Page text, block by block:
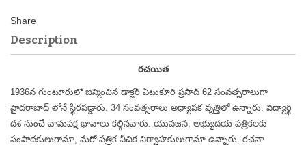
Description
రచయిత
1936న గుంటూరులో జన్మించిన డాక్టర్ ఏటుకూరి ప్రసాద్ 62 సంవత్సరాలుగా
హైదరాబాద్ లోనే స్థిరపడ్డారు. 34 సంవత్సరాలు అధ్యాపక వృత్తిలో ఉన్నారు. విద్యార్థి
దశ నుంచే వామపక్ష భావాలు కల్గినవారు. యువజన, అభ్యుదయ పత్రికలకు
సంపాదకులుగానూ, మరో పత్రిక వీచిక నిర్వాహకులుగానూ ఉన్నారు. రచనా